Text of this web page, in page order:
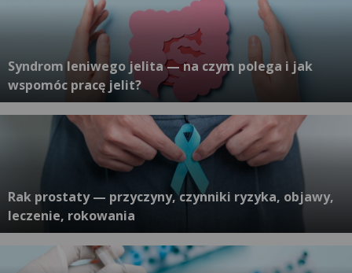
Syndrom leniwego jelita — na czym polega i jak
wspomóc pracę jelit?
Rak prostaty — przyczyny, czynniki ryzyka, objawy,
leczenie, rokowania